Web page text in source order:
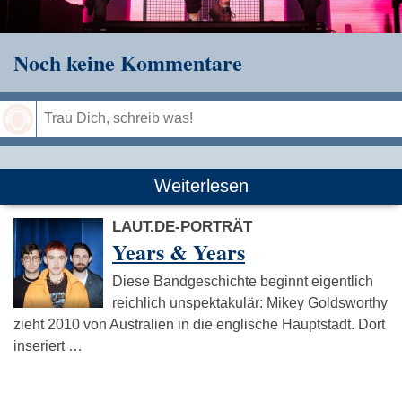
Noch keine Kommentare
Weiterlesen
LAUT.DE-PORTRÄT
Years & Years
Diese Bandgeschichte beginnt eigentlich
reichlich unspektakulär: Mikey Goldsworthy
zieht 2010 von Australien in die englische Hauptstadt. Dort
inseriert …